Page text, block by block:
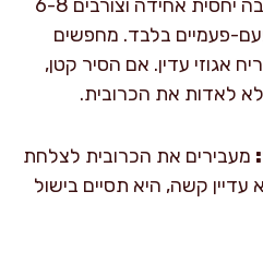
את פרחי הכרובית בשכבה יחסית אחידה וצורבים 6-8
פעמיים בלבד. מחפשים
אגוזי עדין. אם הסיר קטן,
לאדות את הכרובית.
מעבירים את הכרובית לצלחת
קשה, היא תסיים בישול